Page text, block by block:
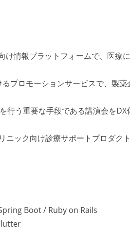
け情報プラットフォームで、医療
プロモーションサービスで、製薬
行う重要な手段である講演会をDX
ニック向け診療サポートプロダク
Boot / Ruby on Rails